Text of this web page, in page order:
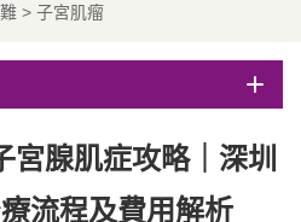
> 子宮肌瘤
腺肌症攻略｜深圳
流程及費用解析